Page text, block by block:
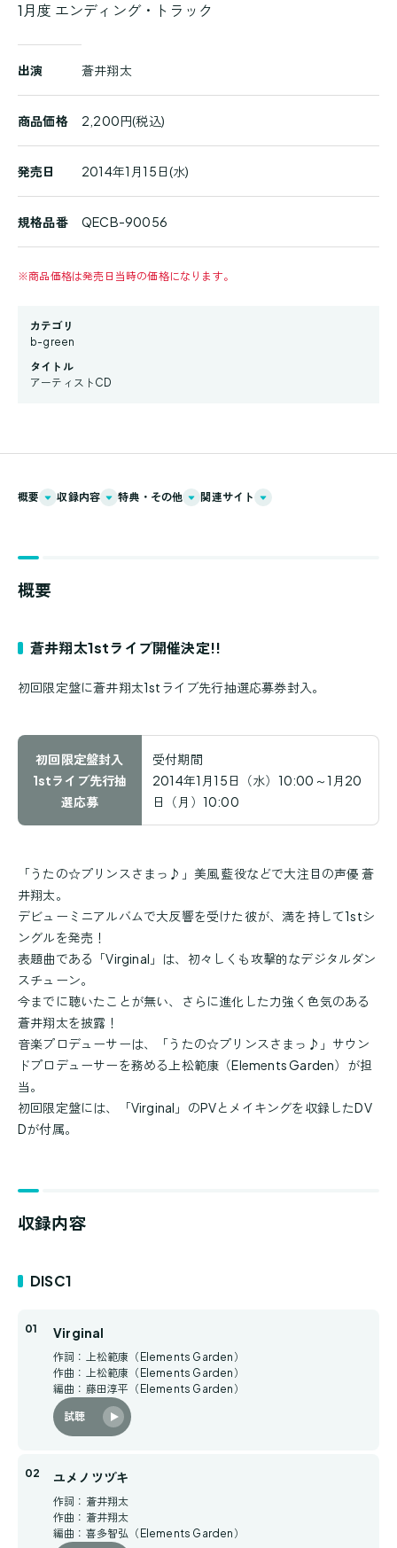
1月度 エンディング・トラック
品
詳
細
出演 蒼井翔太
商品価格 2,200円(税込)
発売日 2014年1月15日(水)
規格品番 QECB-90056
※商品価格は発売日当時の価格になります。
カテゴリ
b-green
タイトル
アーティストCD
概要 収録内容 特典・その他 関連サイト
概要
蒼井翔太1stライブ開催決定!!
初回限定盤に蒼井翔太1stライブ先行抽選応募券封入。
初回限定盤封入
1stライブ先行抽
選応募
受付期間
2014年1月15日（水）10:00～1月20
日（月）10:00
「うたの☆プリンスさまっ♪」美風 藍役などで大注目の声優 蒼
井翔太。
デビューミニアルバムで大反響を受けた彼が、満を持して1stシ
ングルを発売！
表題曲である「Virginal」は、初々しくも攻撃的なデジタルダン
スチューン。
今までに聴いたことが無い、さらに進化した力強く色気のある
蒼井翔太を披露！
音楽プロデューサーは、「うたの☆プリンスさまっ♪」サウン
ドプロデューサーを務める上松範康（Elements Garden）が担
当。
初回限定盤には、「Virginal」のPVとメイキングを収録したDV
Dが付属。
収録内容
DISC1
Virginal
作詞：上松範康（Elements Garden）
作曲：上松範康（Elements Garden）
編曲：藤田淳平（Elements Garden）
試聴
ユメノツヅキ
作詞：蒼井翔太
作曲：蒼井翔太
編曲：喜多智弘（Elements Garden）